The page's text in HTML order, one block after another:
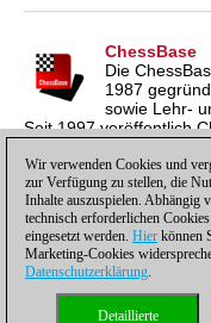
ChessBase
Die
1987
sowie Lehr-
Seit 1997 veröffentlich
inzwischen in vier
Schachnachrichtenseite.
Datenschutzhinweis|
Wir verwenden Cookies und
zur Verfügung zu stellen, die
Inhalte auszuspielen. Abhängig
technisch erforderlichen
eingesetzt werden. Hier können
Marketing-Cookies
Datenschutzerklärung.
Detaillierte